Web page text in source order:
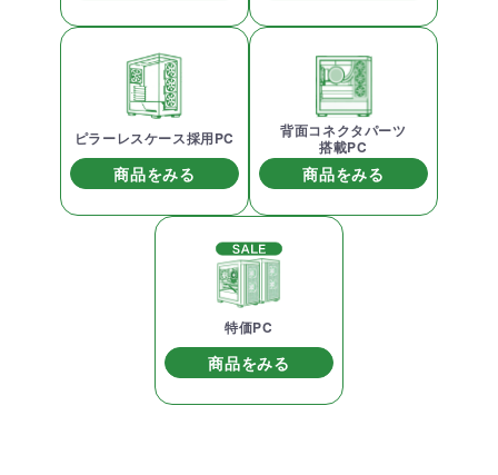
ピラーレスケース採用PC
商品をみる
背面コネクタパーツ
搭載PC
商品をみる
特価PC
商品をみる